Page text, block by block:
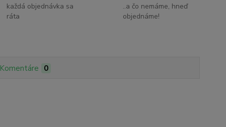
každá objednávka sa
ráta
..a čo nemáme, hneď
objednáme!
Komentáre 0